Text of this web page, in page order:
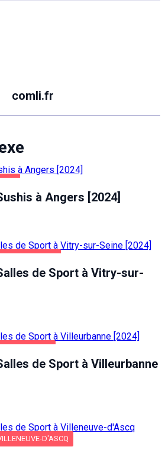
comli.fr
à Angers [2024]
de Sport à Vitry-sur-
de Sport à Villeurbanne
D'ASCQ